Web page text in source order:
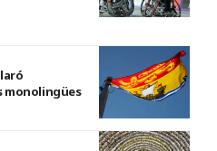
monolingües